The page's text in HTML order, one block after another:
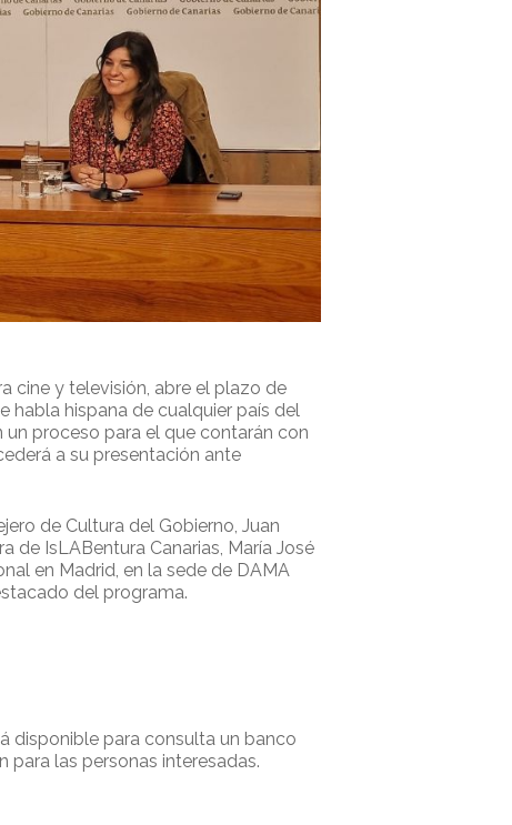
cine y televisión, abre el plazo de
habla hispana de cualquier país del
proceso para el que contarán con
a su presentación ante
de Cultura del Gobierno, Juan
de IsLABentura Canarias, María José
en Madrid, en la sede de DAMA
del programa.
disponible para consulta un banco
las personas interesadas.